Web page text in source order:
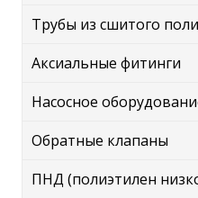
Трубы из сшитого
Аксиальные фитинги
Насосное
Обратные клапаны
ПНД (полиэтилен